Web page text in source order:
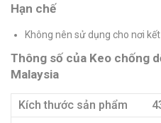
Hạn chế
Không nên sử dụng cho nơi
Thông số của Keo chống
Malaysia
Kích thước sản phẩm